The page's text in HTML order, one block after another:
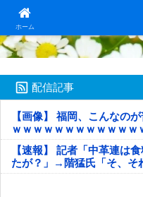
ホーム日本第一！ニュース
配信記事
【画像】 福岡、こんなの
ｗｗｗｗｗｗｗｗｗｗｗｗ
ｗｗｗｗｗ
【速報】 記者「中革連は
たが？」→階猛氏「そ、そ